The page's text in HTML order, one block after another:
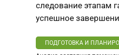
следование этапам
успешное
ПОДГОТОВКА И